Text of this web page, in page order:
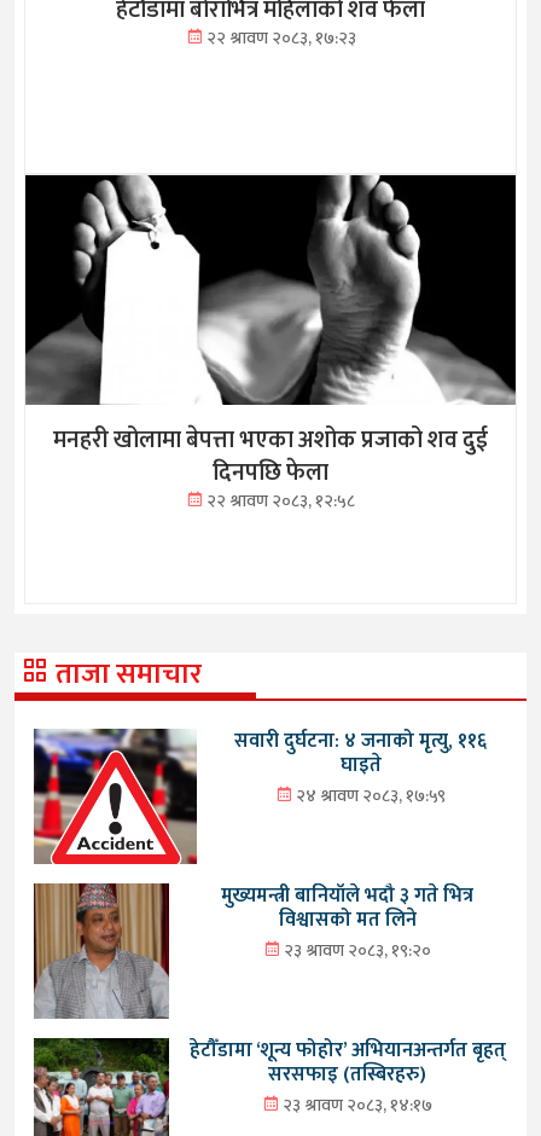
हेटौंडामा बोराभित्र महिलाको शव फेला
२२ श्रावण २०८३, १७:२३
मनहरी खोलामा बेपत्ता भएका अशोक प्रजाको शव दुई
दिनपछि फेला
२२ श्रावण २०८३, १२:५८
ताजा समाचार
सवारी दुर्घटना: ४ जनाको मृत्यु, ११६
घाइते
२४ श्रावण २०८३, १७:५९
मुख्यमन्त्री बानियाँले भदौ ३ गते भित्र
विश्वासको मत लिने
२३ श्रावण २०८३, १९:२०
हेटौँडामा ‘शून्य फोहोर’ अभियानअन्तर्गत बृहत्
सरसफाइ (तस्बिरहरु)
२३ श्रावण २०८३, १४:१७